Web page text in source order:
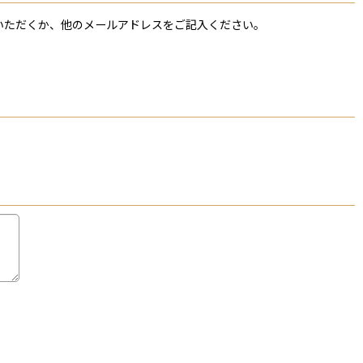
だくか、他のメールアドレスをご記入ください。